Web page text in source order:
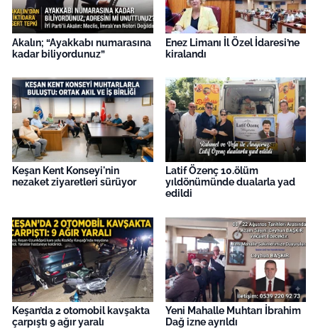
Akalın; “Ayakkabı numarasına
kadar biliyordunuz”
Enez Limanı İl Özel İdaresi’ne
kiralandı
Keşan Kent Konseyi'nin
nezaket ziyaretleri sürüyor
Latif Özenç 10.ölüm
yıldönümünde dualarla yad
edildi
Keşan’da 2 otomobil kavşakta
çarpıştı 9 ağır yaralı
Yeni Mahalle Muhtarı İbrahim
Dağ izne ayrıldı